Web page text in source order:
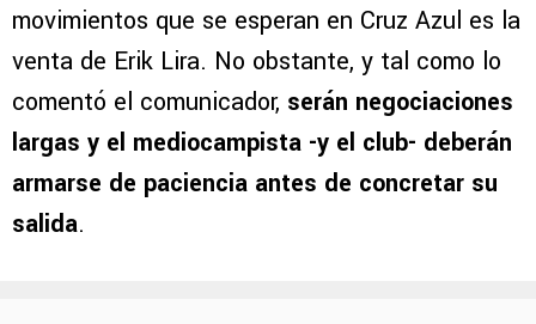
movimientos que se esperan en Cruz Azul es la
venta de Erik Lira. No obstante, y tal como lo
comentó el comunicador, serán negociaciones
largas y el mediocampista -y el club- deberán
armarse de paciencia antes de concretar su
salida.